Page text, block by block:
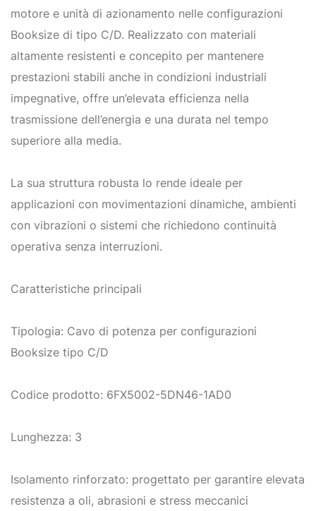
motore e unità di azionamento nelle configurazioni
Booksize di tipo C/D. Realizzato con materiali
altamente resistenti e concepito per mantenere
prestazioni stabili anche in condizioni industriali
impegnative, offre un’elevata efficienza nella
trasmissione dell’energia e una durata nel tempo
superiore alla media.
La sua struttura robusta lo rende ideale per
applicazioni con movimentazioni dinamiche, ambienti
con vibrazioni o sistemi che richiedono continuità
operativa senza interruzioni.
Caratteristiche principali
Tipologia: Cavo di potenza per configurazioni
Booksize tipo C/D
Codice prodotto: 6FX5002-5DN46-1AD0
Lunghezza: 3
Isolamento rinforzato: progettato per garantire elevata
resistenza a oli, abrasioni e stress meccanici